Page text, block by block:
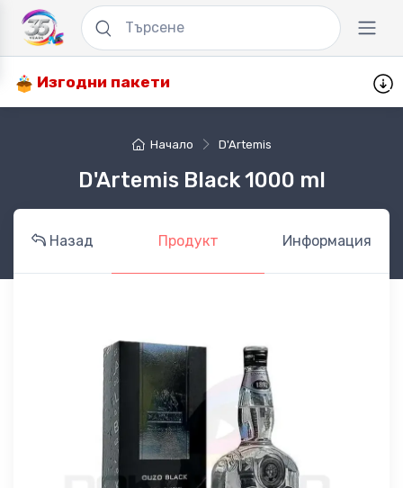
Изгодни пакети
Начало D'Artemis
D'Artemis Black 1000 ml
Назад Продукт Информация